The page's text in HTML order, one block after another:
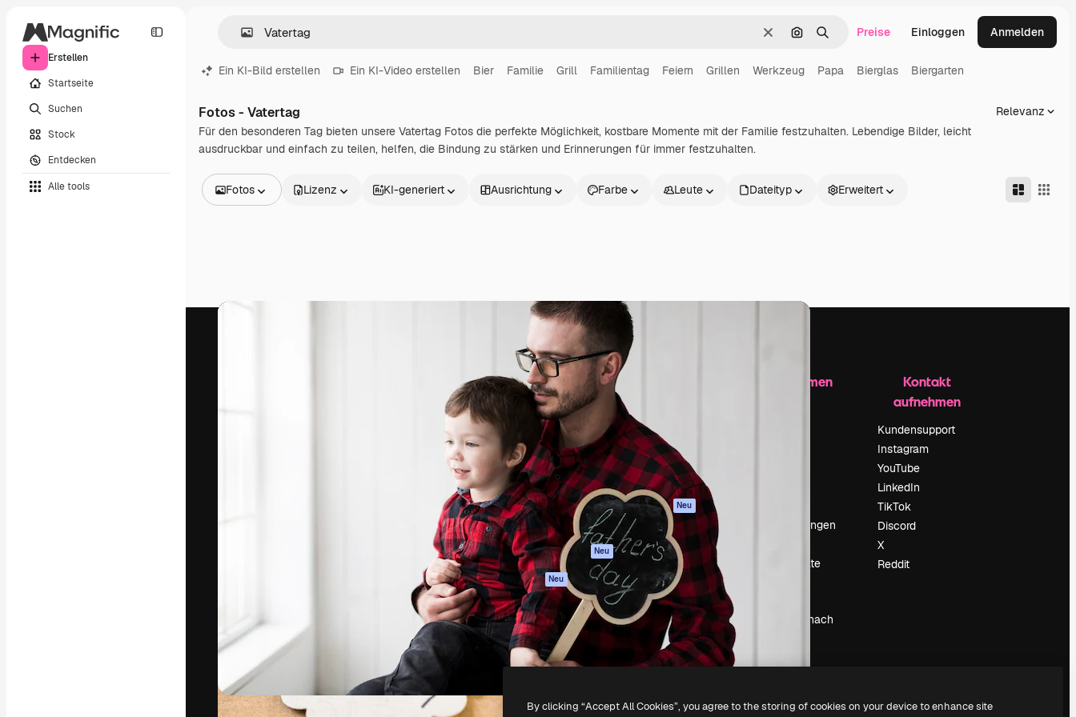
Erstellen
Startseite
Suchen
Stock
Entdecken
Alle tools
LöschenNach Bild suchen
SuchenPreise Einloggen Anmelden
Ein KI-Bild erstellen Ein KI-Video erstellen Bier Familie Grill Familientag Feiern Grillen Werkzeug Papa Bierglas Biergarten
Fotos - Vatertag
Für den besonderen Tag bieten unsere Vatertag Fotos die perfekte Möglichkeit, kostbare Momente mit der Familie festzuhalten. Lebendige Bilder, leicht
ausdruckbar und einfach zu teilen, helfen, die Bindung zu stärken und Erinnerungen für immer festzuhalten.
Relevanz
Fotos
Videos
Lizenz KI-generiert Ausrichtung Farbe Leute Dateityp Erweitert
Die kreative Plattform, um deine beste
Arbeit zu verwirklichen. Mehr als 1 Million
Abonnenten unter Kreativen, Unternehmen,
Produkte
Spaces
KI-Assistent
KI-Bildgenerator
KI-Videogenerator
KI-
Stimmengenerator
Stock-Inhalte
MCP für
Claude/ChatGPT
Neu
Agenten Neu
API
Mobile App
Alle Magnific-Tools
Academy
Dokumentation
Support
AGB
Datenschutzerklärung
Originale Neu
Cookie-Richtlinie
Vertrauenszentrum
Partner
Unternehmen
Unternehmen
Veranstaltungen
Deine Inhalte
Suchst du nach
Kontakt
aufnehmen
Kundensupport
Instagram
YouTube
LinkedIn
TikTok
Discord
X
Reddit
Copyright © 2010-2026Freepik Company S.L.U.
By clicking “Accept All Cookies”, you agree to the storing of cookies on your device to enhance site